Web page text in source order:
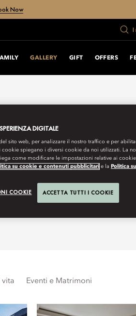
Now
I
GALLERY GIFT OFFERS
vita Eventi e Matrimoni
DIGITALE
sito web, per analizzare il nostro traffico e per
spiegano i diversi cookie da noi utilizzati. La
come modificare le impostazioni relative ai
su cookie e contenuti pubblicitari e la Politica
COOKIE ACCETTA TUTTI I COOKIE